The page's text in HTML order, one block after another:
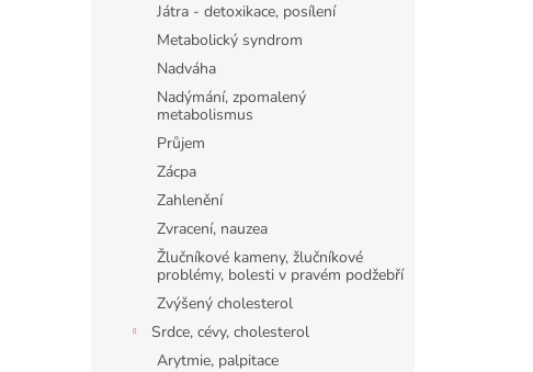
Játra - detoxikace, posílení
Metabolický syndrom
Nadváha
Nadýmání, zpomalený
metabolismus
Průjem
Zácpa
Zahlenění
Zvracení, nauzea
Žlučníkové kameny, žlučníkové
problémy, bolesti v pravém podžebří
Zvýšený cholesterol
Srdce, cévy, cholesterol
Arytmie, palpitace